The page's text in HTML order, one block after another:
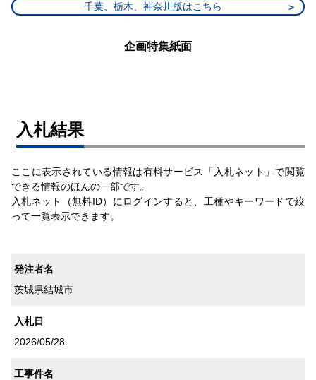
千葉、栃木、神奈川版はこちら
企画特集紙面
⼊札結果
ここに表示されている情報は有料サービス「入札ネット」で閲覧
できる情報のほんの一部です。
入札ネット（無料ID）にログインすると、工種やキーワードで絞
って一覧表示できます。
発注者名
茨城県結城市
入札日
2026/05/28
工事件名